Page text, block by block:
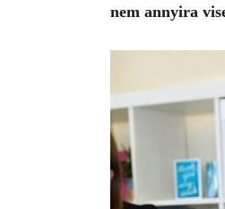
nem annyira